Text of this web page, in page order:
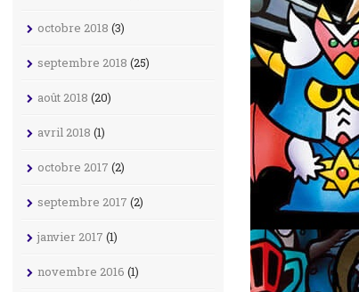
octobre 2018 (3)
septembre 2018 (25)
août 2018 (20)
avril 2018 (1)
octobre 2017 (2)
septembre 2017 (2)
janvier 2017 (1)
novembre 2016 (1)